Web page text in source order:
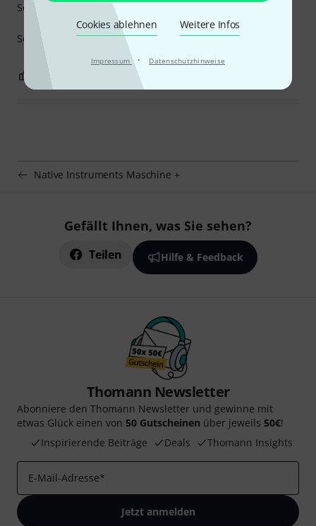
Cookies ablehnen Weitere Infos
Impressum · Datenschutzhinweise
So leider nicht zu gebrauchen. :-(
Sehr schade.
BEWERTUNG MELDEN
Native Instruments Maschine +
Gefällt Ihnen, was Sie sehen?
Teilen Hilfe & Feedback
Thomann Newsletter
Abonniere den Thomann Newsletter und gewinne mit
etwas Glück einen von 50 Gutscheinen über jeweils 50€!
Inspirierende Beiträge
Deals Thomann Insights
E-Mail-Adresse*
Jetzt anmelden